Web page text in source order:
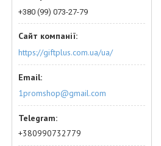
+380 (99) 073-27-79
https://giftplus.com.ua/ua/
1promshop@gmail.com
+380990732779